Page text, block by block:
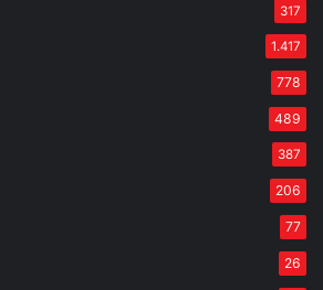
317
1.417
778
489
387
206
77
26